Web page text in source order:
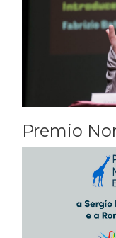
Premio